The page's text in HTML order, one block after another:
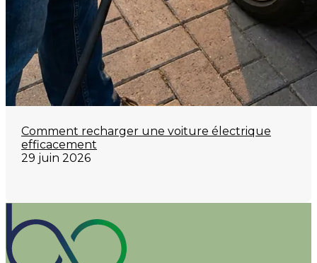
Comment recharger une voiture électrique
efficacement
29 juin 2026